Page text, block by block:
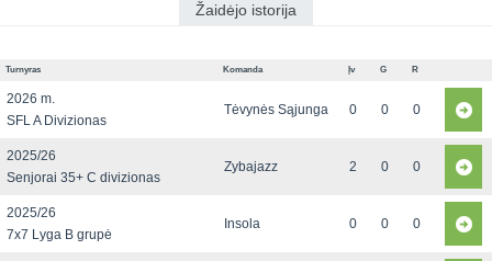
Žaidėjo istorija
Turnyras Komanda Įv G R
2026 m.
SFL A Divizionas
Tėvynės Sąjunga 0 0 0
2025/26
Senjorai 35+ C divizionas
Zybajazz 2 0 0
2025/26
7x7 Lyga B grupė
Insola 0 0 0